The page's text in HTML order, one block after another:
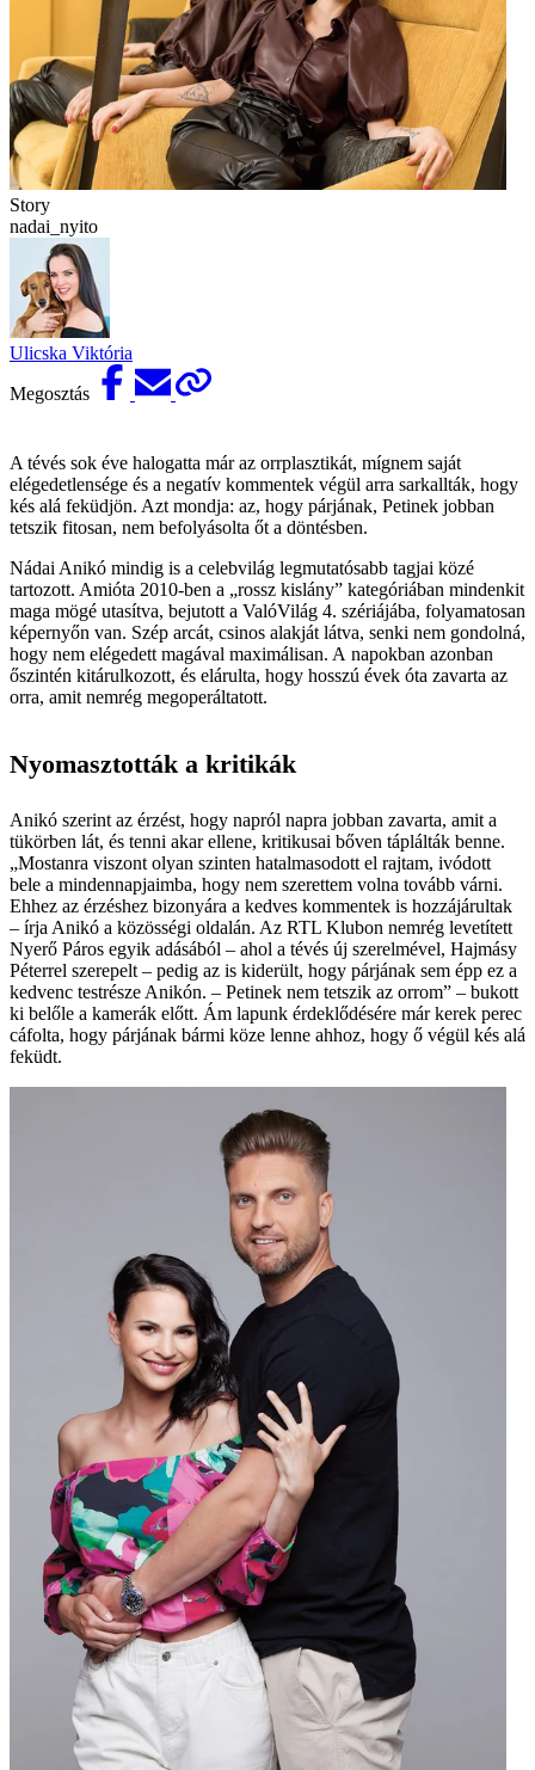
Story
nadai_nyito
Ulicska Viktória
Megosztás
A tévés sok éve halogatta már az orrplasztikát, mígnem saját
elégedetlensége és a negatív kommentek végül arra sarkallták, hogy
kés alá feküdjön. Azt mondja: az, hogy párjának, Petinek jobban
tetszik fitosan, nem befolyásolta őt a döntésben.
Nádai Anikó mindig is a celebvilág legmutatósabb tagjai közé
tartozott. Amióta 2010-ben a „rossz kislány” kategóriában mindenkit
maga mögé utasítva, bejutott a ValóVilág 4. szériájába, folyamatosan
képernyőn van. Szép arcát, csinos alakját látva, senki nem gondolná,
hogy nem elégedett magával maximálisan. A napokban azonban
őszintén kitárulkozott, és elárulta, hogy hosszú évek óta zavarta az
orra, amit nemrég megoperáltatott.
Nyomasztották a kritikák
Anikó szerint az érzést, hogy napról napra jobban zavarta, amit a
tükörben lát, és tenni akar ellene, kritikusai bőven táplálták benne.
„Mostanra viszont olyan szinten hatalmasodott el rajtam, ivódott
bele a mindennapjaimba, hogy nem szerettem volna tovább várni.
Ehhez az érzéshez bizonyára a kedves kommentek is hozzájárultak
– írja Anikó a közösségi oldalán. Az RTL Klub­on nemrég levetített
Nyerő Páros egyik adásából – ahol a tévés új szerelmével, ­Hajmásy
Péterrel szerepelt – pedig az is kiderült, hogy párjának sem épp ez a
kedvenc testrésze Anikón. – Petinek nem tetszik az orrom” – bukott
ki belőle a kamerák előtt. Ám lapunk érdeklődésére már kerek perec
cáfolta, hogy párjának bármi köze lenne ahhoz, hogy ő végül kés alá
feküdt.